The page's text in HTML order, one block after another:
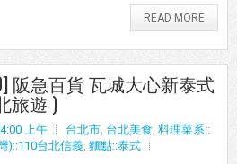
READ MORE
阪急百貨 瓦城大心新泰式
旅遊 )
上午 台北市, 台北美食, 料理菜系::
)::110台北信義, 麵點::泰式